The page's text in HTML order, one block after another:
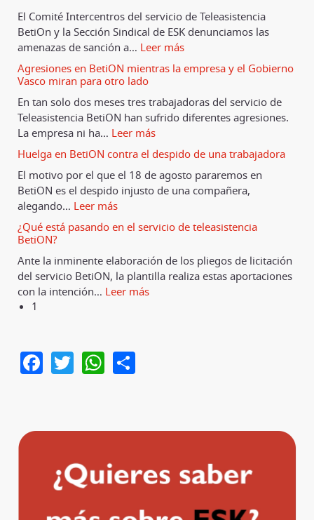
El Comité Intercentros del servicio de Teleasistencia
BetiOn y la Sección Sindical de ESK denunciamos las
amenazas de sanción a… Leer más
Agresiones en BetiON mientras la empresa y el Gobierno
Vasco miran para otro lado
En tan solo dos meses tres trabajadoras del servicio de
Teleasistencia BetiON han sufrido diferentes agresiones.
La empresa ni ha… Leer más
Huelga en BetiON contra el despido de una trabajadora
El motivo por el que el 18 de agosto pararemos en
BetiON es el despido injusto de una compañera,
alegando… Leer más
¿Qué está pasando en el servicio de teleasistencia
BetiON?
Ante la inminente elaboración de los pliegos de licitación
del servicio BetiON, la plantilla realiza estas aportaciones
con la intención… Leer más
1
Facebook
TwitterWhatsApp